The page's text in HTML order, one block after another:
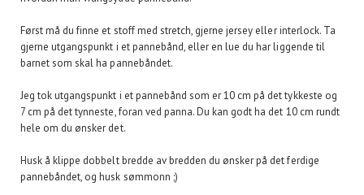
Først må du finne et stoff med stretch, gjerne jersey eller interlock. Ta
gjerne utgangspunkt i et pannebånd, eller en lue du har liggende til
barnet som skal ha pannebåndet.
Jeg tok utgangspunkt i et pannebånd som er 10 cm på det tykkeste og
7 cm på det tynneste, foran ved panna. Du kan godt ha det 10 cm rundt
hele om du ønsker det.
Husk å klippe dobbelt bredde av bredden du ønsker på det ferdige
pannebåndet, og husk sømmonn ;)